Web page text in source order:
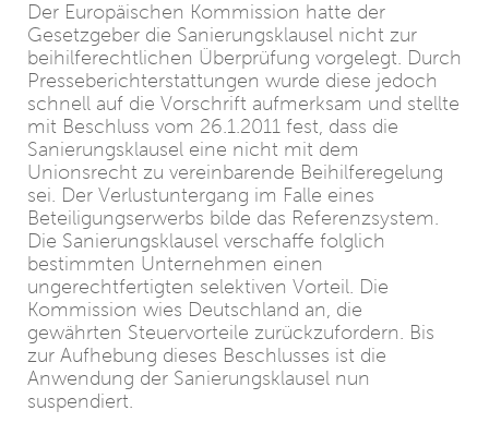
Der Europäischen Kommission hatte der
Gesetzgeber die Sanierungsklausel nicht zur
beihilferechtlichen Überprüfung vorgelegt. Durch
Presseberichterstattungen wurde diese jedoch
schnell auf die Vorschrift aufmerksam und stellte
mit Beschluss vom 26.1.2011 fest, dass die
Sanierungsklausel eine nicht mit dem
Unionsrecht zu vereinbarende Beihilferegelung
sei. Der Verlustuntergang im Falle eines
Beteiligungserwerbs bilde das Referenzsystem.
Die Sanierungsklausel verschaffe folglich
bestimmten Unternehmen einen
ungerechtfertigten selektiven Vorteil. Die
Kommission wies Deutschland an, die
gewährten Steuervorteile zurückzufordern. Bis
zur Aufhebung dieses Beschlusses ist die
Anwendung der Sanierungsklausel nun
suspendiert.